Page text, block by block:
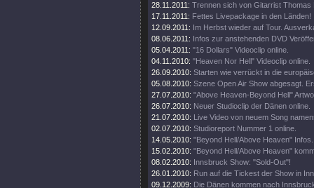
28.11.2011: Trennen sich von Gitarrist Thomas
17.11.2011: Fettes Livepackage in den Länden!
12.09.2011: Im Herbst wieder auf Tour.
08.06.2011: Infos zur anstehenden DVD
05.04.2011: "16 Dollars" Videoclip online.
04.11.2010: "Heaven Nor Hell" Videoclip online.
26.09.2010: Starten wie verrückt in die
05.08.2010: Szene Open Air Show abgesagt.
27.07.2010: "Above Heaven-Beyond Hell"
26.07.2010: Neuer Studioclip der Dänen online.
21.07.2010: Live Video von neuem Song
02.07.2010: Studioreport Nummer 1 online.
14.05.2010: "Beyond Hell/Above Heaven"
15.02.2010: "Beyond Hell/Above Heaven"
08.02.2010: Innsbruck Show: "Sold-Out"!
26.01.2010: Run auf die Tickest der Show in
09.12.2009: Die Dänen kommen nach